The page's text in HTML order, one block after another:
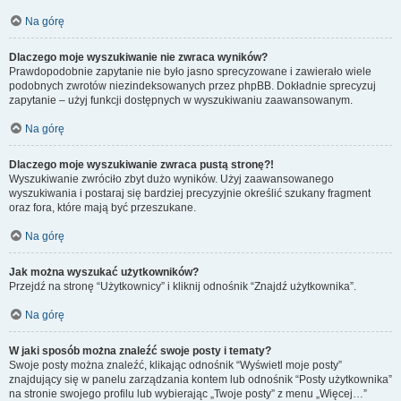
Na górę
Dlaczego moje wyszukiwanie nie zwraca wyników?
Prawdopodobnie zapytanie nie było jasno sprecyzowane i zawierało wiele
podobnych zwrotów niezindeksowanych przez phpBB. Dokładnie sprecyzuj
zapytanie – użyj funkcji dostępnych w wyszukiwaniu zaawansowanym.
Na górę
Dlaczego moje wyszukiwanie zwraca pustą stronę?!
Wyszukiwanie zwróciło zbyt dużo wyników. Użyj zaawansowanego
wyszukiwania i postaraj się bardziej precyzyjnie określić szukany fragment
oraz fora, które mają być przeszukane.
Na górę
Jak można wyszukać użytkowników?
Przejdź na stronę “Użytkownicy” i kliknij odnośnik “Znajdź użytkownika”.
Na górę
W jaki sposób można znaleźć swoje posty i tematy?
Swoje posty można znaleźć, klikając odnośnik “Wyświetl moje posty”
znajdujący się w panelu zarządzania kontem lub odnośnik “Posty użytkownika”
na stronie swojego profilu lub wybierając „Twoje posty” z menu „Więcej…”